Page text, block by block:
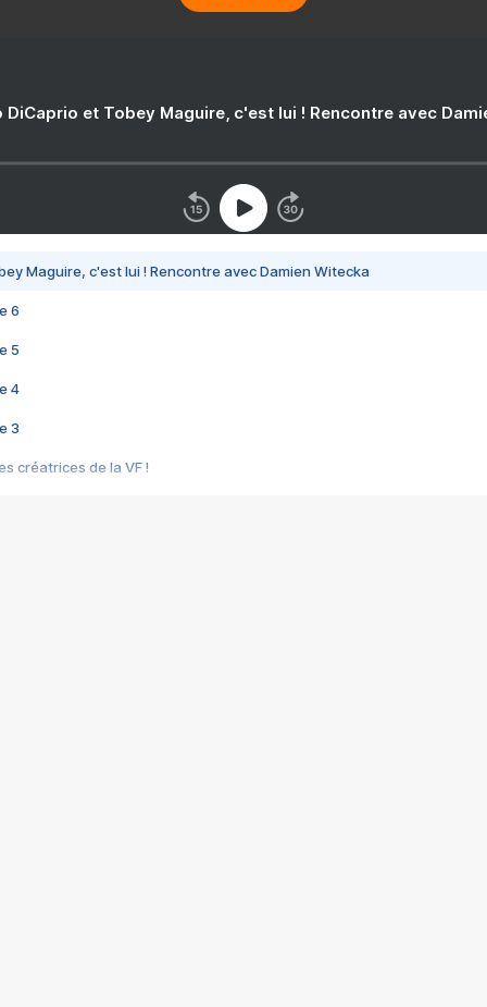
DiCaprio et Tobey Maguire, c'est lui ! Rencontre avec
Maguire, c'est lui ! Rencontre avec Damien Witecka
6
5
4
3
créatrices de la VF !